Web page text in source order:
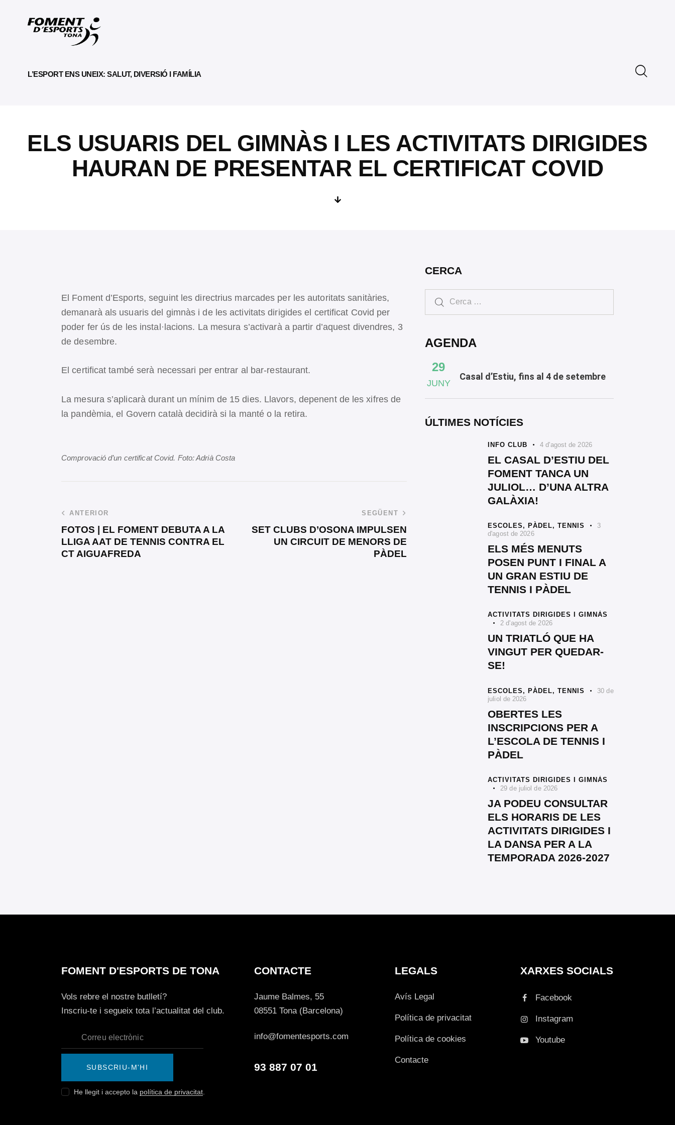
L’ESPORT ENS UNEIX: SALUT, DIVERSIÓ I FAMÍLIA
ELS USUARIS DEL GIMNÀS I LES ACTIVITATS DIRIGIDES
HAURAN DE PRESENTAR EL CERTIFICAT COVID
El Foment d’Esports, seguint les directrius marcades per les autoritats sanitàries,
demanarà als usuaris del gimnàs i de les activitats dirigides el certificat Covid per
poder fer ús de les instal·lacions. La mesura s’activarà a partir d’aquest divendres, 3
de desembre.
El certificat també serà necessari per entrar al bar-restaurant.
La mesura s’aplicarà durant un mínim de 15 dies. Llavors, depenent de les xifres de
la pandèmia, el Govern català decidirà si la manté o la retira.
Comprovació d’un certificat Covid. Foto: Adrià Costa
ANTERIOR
FOTOS | EL FOMENT DEBUTA A LA
LLIGA AAT DE TENNIS CONTRA EL
CT AIGUAFREDA
SEGÜENT
SET CLUBS D’OSONA IMPULSEN
UN CIRCUIT DE MENORS DE
PÀDEL
CERCA
AGENDA
29
JUNY
Casal d’Estiu, fins al 4 de setembre
ÚLTIMES NOTÍCIES
INFO CLUB 4 d'agost de 2026
EL CASAL D’ESTIU DEL
FOMENT TANCA UN
JULIOL… D’UNA ALTRA
GALÀXIA!
ESCOLES, PÀDEL,TENNIS
3
d'agost de 2026
ELS MÉS MENUTS
POSEN PUNT I FINAL A
UN GRAN ESTIU DE
TENNIS I PÀDEL
ACTIVITATS DIRIGIDES I GIMNÀS
2 d'agost de 2026
UN TRIATLÓ QUE HA
VINGUT PER QUEDAR-
SE!
ESCOLES, PÀDEL,TENNIS
30 de
juliol de 2026
OBERTES LES
INSCRIPCIONS PER A
L’ESCOLA DE TENNIS I
PÀDEL
ACTIVITATS DIRIGIDES I GIMNÀS
29 de juliol de 2026
JA PODEU CONSULTAR
ELS HORARIS DE LES
ACTIVITATS DIRIGIDES I
LA DANSA PER A LA
TEMPORADA 2026-2027
FOMENT D'ESPORTS DE TONA
Vols rebre el nostre butlletí?
Inscriu-te i segueix tota l’actualitat del club.
SUBSCRIU-M'HI
He llegit i accepto la política de privacitat.
CONTACTE
Jaume Balmes, 55
08551 Tona (Barcelona)
info@fomentesports.com
93 887 07 01
LEGALS
Avís Legal
Política de privacitat
Política de cookies
Contacte
XARXES SOCIALS
Facebook
Instagram
Youtube